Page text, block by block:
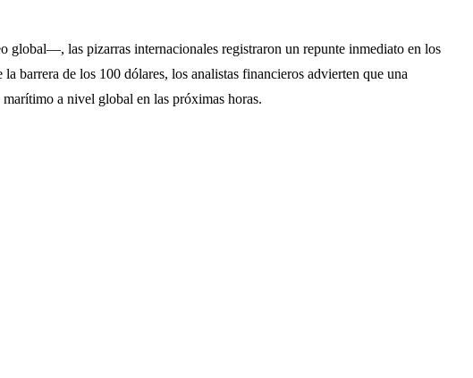
las pizarras internacionales registraron un repunte inmediato en los
barrera de los 100 dólares, los analistas financieros advierten que una
a nivel global en las próximas horas.